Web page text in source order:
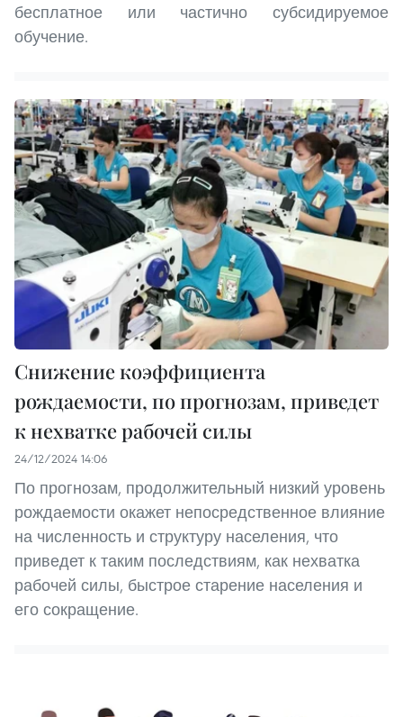
бесплатное или частично субсидируемое
обучение.
Снижение коэффициента
рождаемости, по прогнозам, приведет
к нехватке рабочей силы
24/12/2024 14:06
По прогнозам, продолжительный низкий уровень
рождаемости окажет непосредственное влияние
на численность и структуру населения, что
приведет к таким последствиям, как нехватка
рабочей силы, быстрое старение населения и
его сокращение.